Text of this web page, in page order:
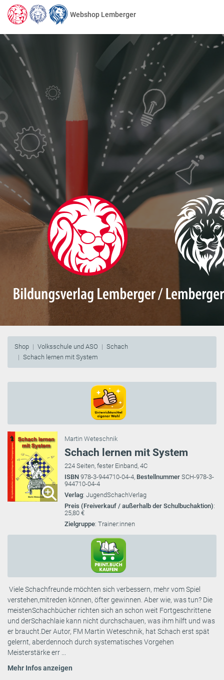
Webshop Lemberger
Shop Volksschule und ASO
Schach
Schach lernen mit System
Martin Weteschnik
Schach lernen mit System
224 Seiten, fester Einband, 4C
ISBN 978-3-944710-04-4, Bestellnummer SCH-978-3-
944710-04-4
Verlag: JugendSchachVerlag
Preis (Freiverkauf / außerhalb der Schulbuchaktion):
25,80 €
Zielgruppe: Trainer:innen
Viele Schachfreunde möchten sich verbessern, mehr vom Spiel
verstehen,mitreden können, öfter gewinnen. Aber wie, was tun? Die
meistenSchachbücher richten sich an schon weit Fortgeschrittene
und derSchachlaie kann nicht durchschauen, was ihm hilft und was
er braucht.Der Autor, FM Martin Weteschnik, hat Schach erst spät
gelernt, aberdennoch durch systematisches Vorgehen
Meisterstärke err ...
Mehr Infos anzeigen